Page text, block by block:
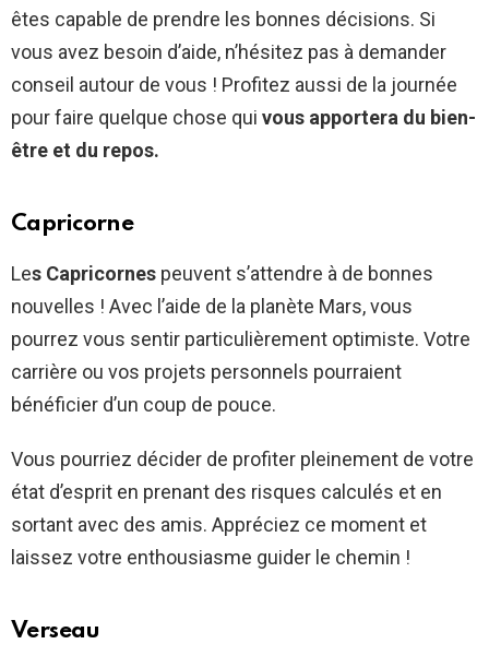
êtes capable de prendre les bonnes décisions. Si
vous avez besoin d’aide, n’hésitez pas à demander
conseil autour de vous ! Profitez aussi de la journée
pour faire quelque chose qui vous apportera du bien-
être et du repos.
Capricorne
Les Capricornes peuvent s’attendre à de bonnes
nouvelles ! Avec l’aide de la planète Mars, vous
pourrez vous sentir particulièrement optimiste. Votre
carrière ou vos projets personnels pourraient
bénéficier d’un coup de pouce.
Vous pourriez décider de profiter pleinement de votre
état d’esprit en prenant des risques calculés et en
sortant avec des amis. Appréciez ce moment et
laissez votre enthousiasme guider le chemin !
Verseau